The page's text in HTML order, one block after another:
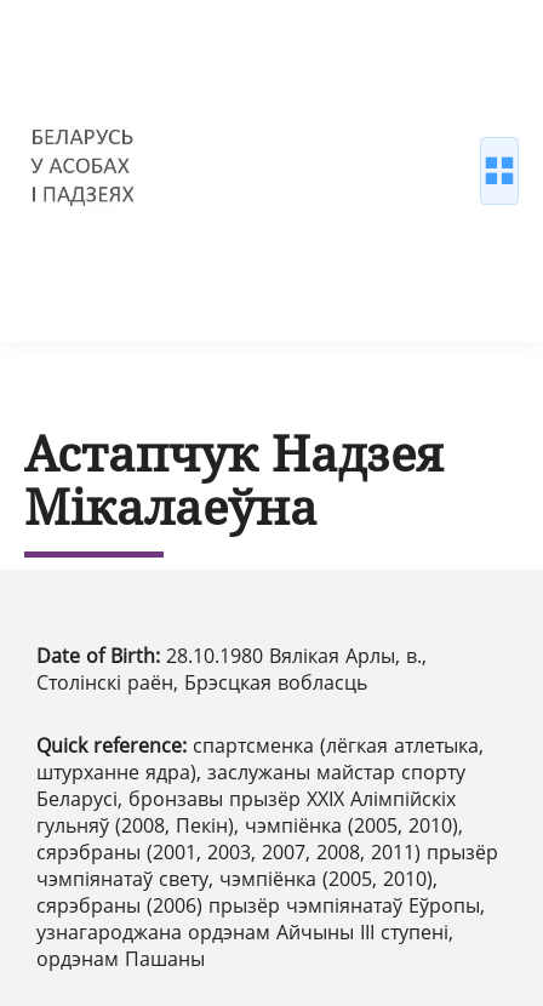
Астапчук Надзея
Мікалаеўна
Date of Birth: 28.10.1980 Вялікая Арлы, в.,
Столінскі раён, Брэсцкая вобласць
Quick reference: спартсменка (лёгкая атлетыка,
штурханне ядра), заслужаны майстар спорту
Беларусі, бронзавы прызёр XXIХ Алімпійскіх
гульняў (2008, Пекін), чэмпіёнка (2005, 2010),
сярэбраны (2001, 2003, 2007, 2008, 2011) прызёр
чэмпіянатаў свету, чэмпіёнка (2005, 2010),
сярэбраны (2006) прызёр чэмпіянатаў Еўропы,
узнагароджана ордэнам Айчыны ІІІ ступені,
ордэнам Пашаны